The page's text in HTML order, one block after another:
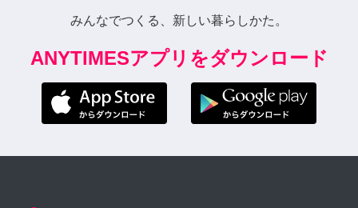
みんなでつくる、新しい暮らしかた。
ANYTIMESアプリをダウンロード